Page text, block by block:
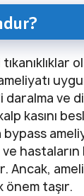
daralma
kasını
hastaların
Ancak,
önem taşır.